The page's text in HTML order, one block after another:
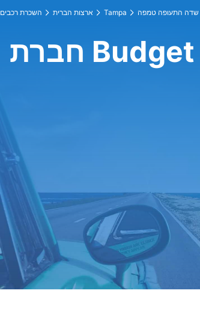
השכרת רכבים ארצות הברית Tampa שדה התעופה טמפה